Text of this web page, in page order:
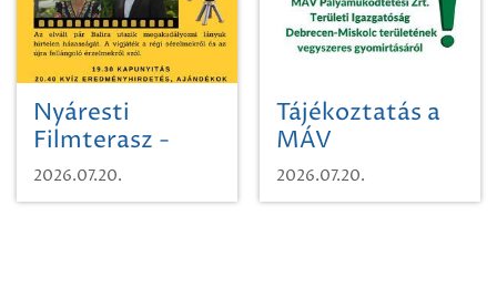
Nyáresti
Filmterasz -
Beugró a
Paradicsomba
2026.07.20.
Tájékoztatás a
MÁV
Pályaműködtetési
Zrt. Területi
2026.07.20.